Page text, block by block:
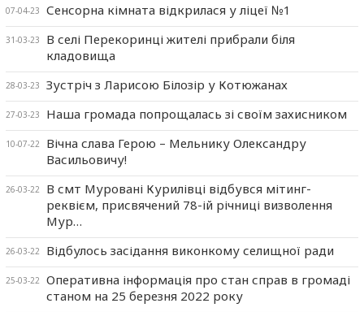
07-04-23 Сенсорна кімната відкрилася у ліцеї №1
31-03-23
В селі Перекоринці жителі прибрали біля
кладовища
28-03-23 Зустріч з Ларисою Білозір у Котюжанах
27-03-23 Наша громада попрощалась зі своїм захисником
10-07-22
Вічна слава Герою – Мельнику Олександру
Васильовичу!
26-03-22
В смт Муровані Курилівці відбувся мітинг-
реквієм, присвячений 78-ій річниці визволення
Мур…
26-03-22 Відбулось засідання виконкому селищної ради
25-03-22
Оперативна інформація про стан справ в громаді
станом на 25 березня 2022 року